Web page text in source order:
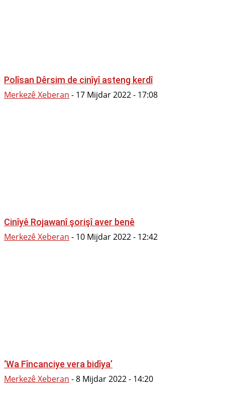
Polîsan Dêrsim de cinîyî asteng kerdî
Merkezê Xeberan - 17 Mijdar 2022 - 17:08
Cinîyê Rojawanî şorişî aver benê
Merkezê Xeberan - 10 Mijdar 2022 - 12:42
‘Wa Fîncanciye vera bidîya’
Merkezê Xeberan -8 Mijdar 2022 - 14:20